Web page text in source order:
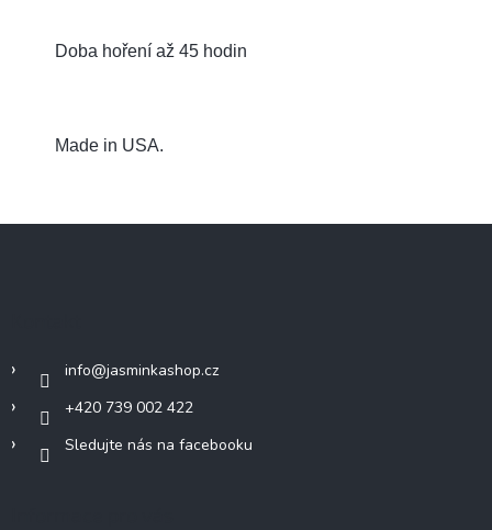
Doba hoření až 45 hodin
Made in USA.
info@jasminkashop.cz
+420 739 002 422
Sledujte nás na facebooku